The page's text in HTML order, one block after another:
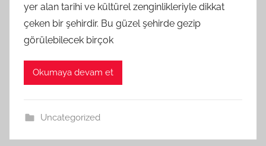
yer alan tarihi ve kültürel zenginlikleriyle dikkat
çeken bir şehirdir. Bu güzel şehirde gezip
görülebilecek birçok
Okumaya devam et
Uncategorized